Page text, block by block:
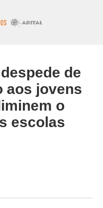
de
aos jovens
o
escolas